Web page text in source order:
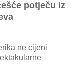
potječu iz
ne cijeni